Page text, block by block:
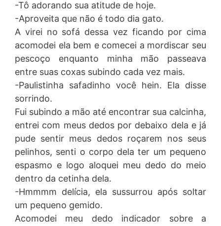
-Tô adorando sua atitude de hoje.
-Aproveita que não é todo dia gato.
A virei no sofá dessa vez ficando por cima
acomodei ela bem e comecei a mordiscar seu
pescoço enquanto minha mão passeava
entre suas coxas subindo cada vez mais.
-Paulistinha safadinho você hein. Ela disse
sorrindo.
Fui subindo a mão até encontrar sua calcinha,
entrei com meus dedos por debaixo dela e já
pude sentir meus dedos roçarem nos seus
pelinhos, senti o corpo dela ter um pequeno
espasmo e logo aloquei meu dedo do meio
dentro da cetinha dela.
-Hmmmm delícia, ela sussurrou após soltar
um pequeno gemido.
Acomodei meu dedo indicador sobre a